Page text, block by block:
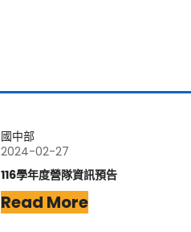
國中部
2024-02-27
116學年度營隊資訊預告
Read More